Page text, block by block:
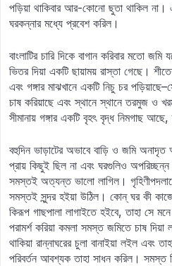
পড়িয়া থাকিবার আর-কোনো ছুতা থাকিল না।
ঘরকন্নার মধ্যে প্রবেশ করিল।
বাংলাটির চারি দিকে বাগান করিবার মতো
ভিতর দিয়া একটি ছায়াময় রাস্তা গেছে। শীতের
এবং গঙ্গার মাঝখানে একটি নিচু চর
চাষ করিয়াছে এবং স্থানে স্থানে তরমুজ ও
সীমানায় গঙ্গার একটি বৃহৎ বৃদ্ধ নিমগাছ আছে,
বহুদিন ভাড়াটের অভাবে বাড়ি ও জমি অনাদৃত
প্রায় কিছুই ছিল না এবং ঘরগুলিও
সমস্তই অত্যন্ত ভালো লাগিল।
সমস্তই সুন্দর হইয়া উঠিল। কোন্‌ ঘর কী
কিরূপ গাছপালা লাগাইতে হইবে, তাহা সে
পরামর্শ করিয়া কমলা সমস্ত জমিতে চাষ
থাকিয়া রান্নাঘরের চুলা বানাইয়া লইল এবং
পরিবর্তন আবশ্যক তাহা সাধন করিল। সমস্ত